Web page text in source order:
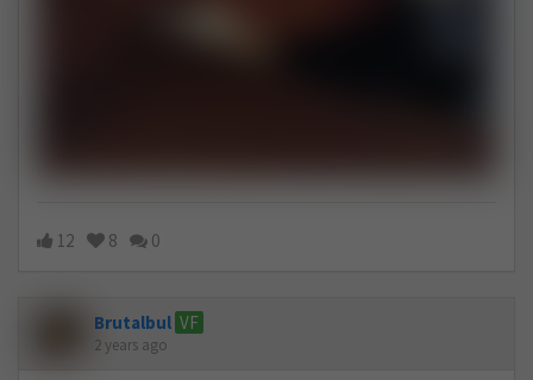
12 8 0
Brutalbul VF
2 years ago